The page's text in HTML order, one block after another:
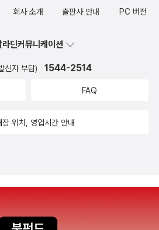
일하게 광주 시민이 아니었던 ‘나’에게
. “결국 남에게 조명되고 목소리를 내야
사 역시 청중의 관심 없이는 사그라지기
는 갈 곳이 없다”는 사실을 자각한다.
하는 마음들을 응시한다. 구태여 서로의
회사 소개 출판사 안내 PC 버전
딘커뮤니케이션
신자 부담) 1544-2514
FAQ
장 위치, 영업시간 안내